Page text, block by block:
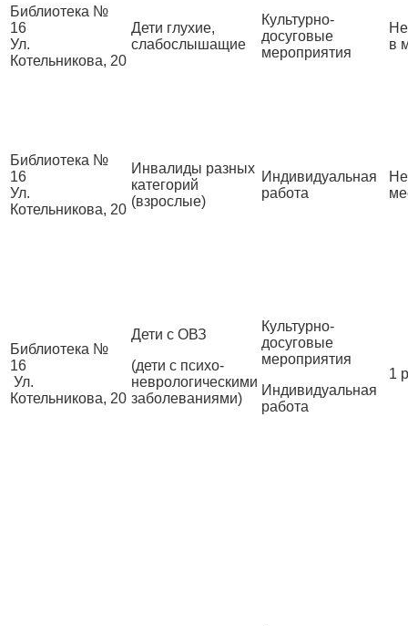
Библиотека №
16
Ул.
Котельникова, 20
Дети глухие,
слабослышащие
Культурно-
досуговые
мероприятия
в
Библиотека №
16
Ул.
Котельникова, 20
Инвалиды разных
категорий
(взрослые)
Индивидуальная
работа
Библиотека №
16
Ул.
Котельникова, 20
Дети с ОВЗ
(дети с психо-
неврологическими
заболеваниями)
Культурно-
досуговые
мероприятия
Индивидуальная
работа
1